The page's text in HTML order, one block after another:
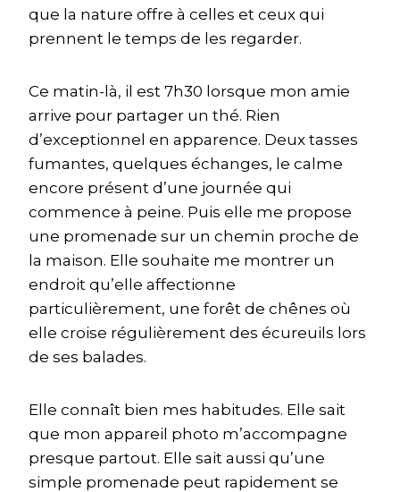
que la nature offre à celles et ceux qui
prennent le temps de les regarder.
Ce matin-là, il est 7h30 lorsque mon amie
arrive pour partager un thé. Rien
d’exceptionnel en apparence. Deux tasses
fumantes, quelques échanges, le calme
encore présent d’une journée qui
commence à peine. Puis elle me propose
une promenade sur un chemin proche de
la maison. Elle souhaite me montrer un
endroit qu’elle affectionne
particulièrement, une forêt de chênes où
elle croise régulièrement des écureuils lors
de ses balades.
Elle connaît bien mes habitudes. Elle sait
que mon appareil photo m’accompagne
presque partout. Elle sait aussi qu’une
simple promenade peut rapidement se